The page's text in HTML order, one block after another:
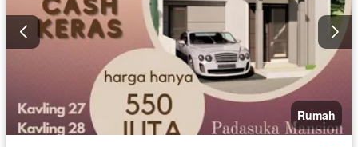
Rumah